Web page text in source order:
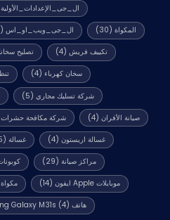
ال_جى_الإعدادات_الأولية
ال_جى_ويب_او_اس (13) المكواة (30)
تصليح تكييف فريش (4)
سخان كهرباء (4)
شركة تسليك مجاري (5)
شركة مكافحة حشرات صيانة الأفران (4)
غسالة LG غسالة اريستون (4)
مراكز صيانة (29)
مكواة موبايلات Apple ايفون (14)
هاتف Samsung Galaxy M31s (4)